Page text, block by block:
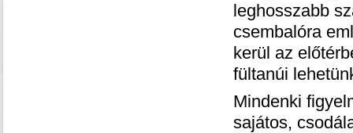
leghosszabb
csembalóra
kerül az
fültanúi
Mindenki
sajátos,